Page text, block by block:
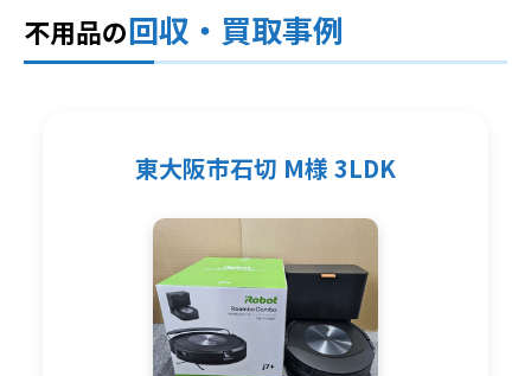
不用品の回収・買取事例
東大阪市石切 M様 3LDK